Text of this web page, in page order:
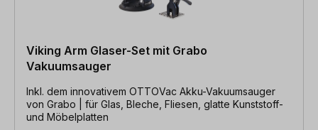
Viking Arm Glaser-Set mit Grabo
Vakuumsauger
Inkl. dem innovativem OTTOVac Akku-Vakuumsauger
von Grabo | für Glas, Bleche, Fliesen, glatte Kunststoff-
und Möbelplatten